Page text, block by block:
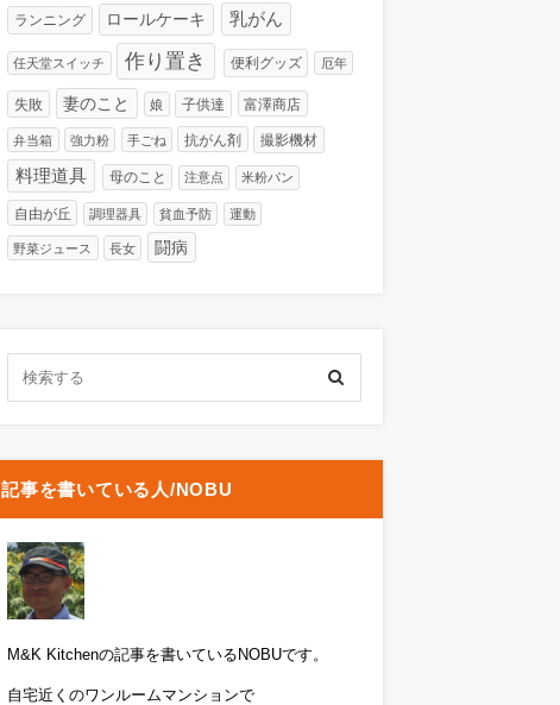
ランニング ロールケーキ 乳がん
任天堂スイッチ 作り置き 便利グッズ 厄年
失敗 妻のこと 娘 子供達 富澤商店
弁当箱 強力粉 手ごね 抗がん剤 撮影機材
料理道具 母のこと 注意点 米粉パン
自由が丘 調理器具 貧血予防 運動
野菜ジュース 長女 闘病
記事を書いている人/NOBU
M&K Kitchenの記事を書いているNOBUです。
自宅近くのワンルームマンションで